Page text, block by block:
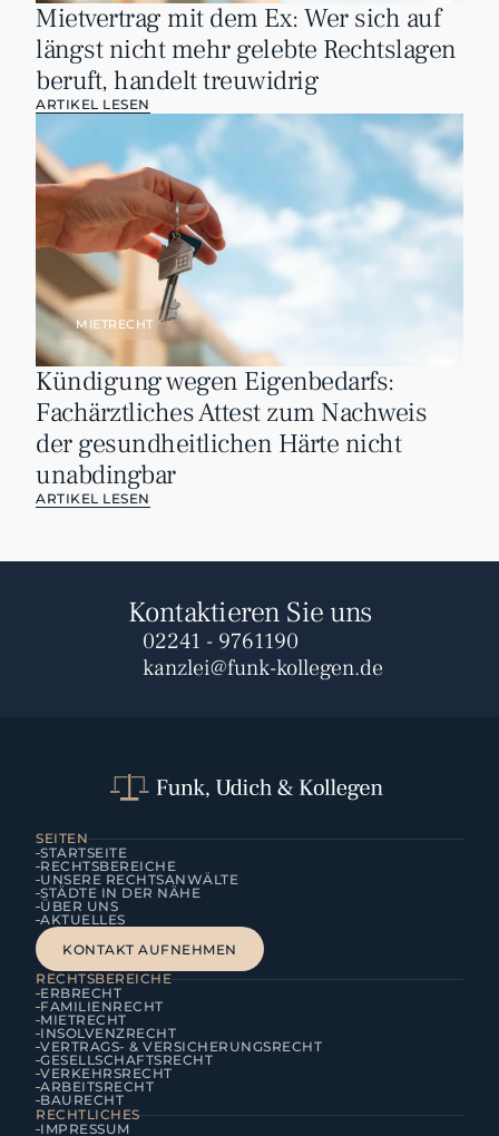
Mietvertrag mit dem Ex: Wer sich auf
längst nicht mehr gelebte Rechtslagen
beruft, handelt treuwidrig
ARTIKEL LESEN
MIETRECHT
Kündigung wegen Eigenbedarfs:
Fachärztliches Attest zum Nachweis
der gesundheitlichen Härte nicht
unabdingbar
ARTIKEL LESEN
Kontaktieren Sie uns
02241 - 9761190
kanzlei@funk-kollegen.de
SEITEN
STARTSEITE
RECHTSBEREICHE
UNSERE RECHTSANWÄLTE
STÄDTE IN DER NÄHE
ÜBER UNS
AKTUELLES
KONTAKT AUFNEHMEN
RECHTSBEREICHE
ERBRECHT
FAMILIENRECHT
MIETRECHT
INSOLVENZRECHT
VERTRAGS- & VERSICHERUNGSRECHT
GESELLSCHAFTSRECHT
VERKEHRSRECHT
ARBEITSRECHT
BAURECHT
RECHTLICHES
IMPRESSUM